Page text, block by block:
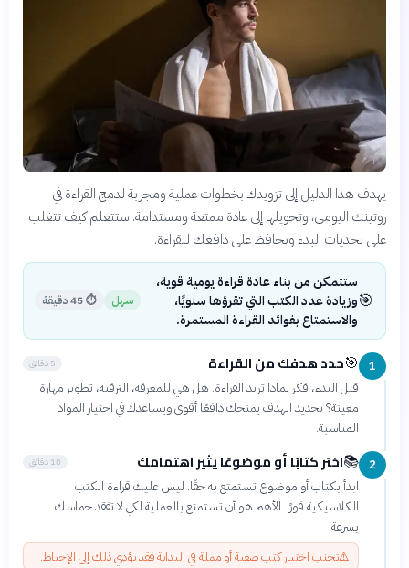
يهدف هذا الدليل إلى تزويدك بخطوات عملية ومجربة لدمج القراءة في
روتينك اليومي، وتحويلها إلى عادة ممتعة ومستدامة. ستتعلم كيف تتغلب
على تحديات البدء وتحافظ على دافعك للقراءة.
🎯
ستتمكن من بناء عادة قراءة يومية قوية،
وزيادة عدد الكتب التي تقرؤها سنويًا،
والاستمتاع بفوائد القراءة المستمرة.
سهل ⏱45 دقيقة
1
🎯حدد هدفك من القراءة 5 دقائق
قبل البدء، فكر لماذا تريد القراءة. هل هي للمعرفة، الترفيه، تطوير مهارة
معينة؟ تحديد الهدف يمنحك دافعًا أقوى ويساعدك في اختيار المواد
المناسبة.
2
📚اختر كتابًا أو موضوعًا يثير اهتمامك 10 دقائق
ابدأ بكتاب أو موضوع تستمتع به حقًا. ليس عليك قراءة الكتب
الكلاسيكية فورًا. الأهم هو أن تستمتع بالعملية لكي لا تفقد حماسك
بسرعة.
⚠️تجنب اختيار كتب صعبة أو مملة في البداية فقد يؤدي ذلك إلى الإحباط.